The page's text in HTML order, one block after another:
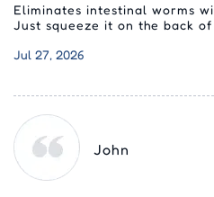
Eliminates intestinal worms
Just squeeze it on the back
Jul 27, 2026
John